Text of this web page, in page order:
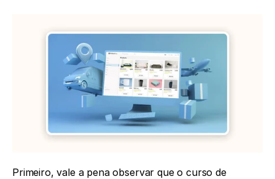
Primeiro, vale a pena observar que o curso de